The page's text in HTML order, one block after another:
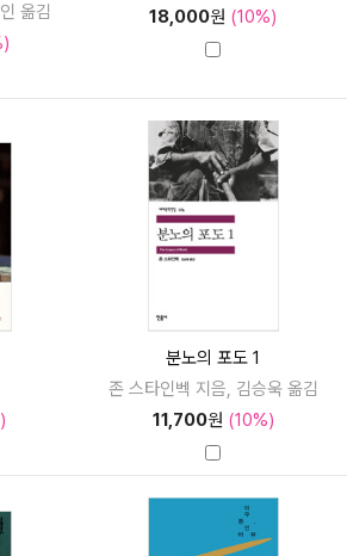
옮김
18,000원 (10%)
분노의 포도 1
존 스타인벡 지음, 김승욱 옮김
11,700원 (10%)